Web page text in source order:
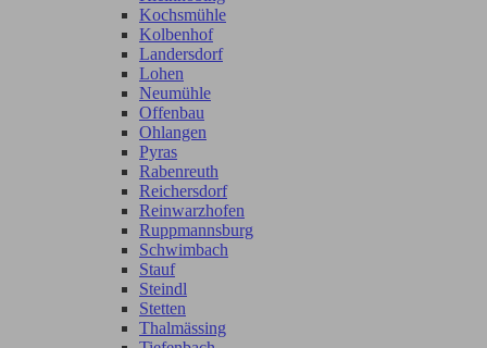
Kochsmühle
Kolbenhof
Landersdorf
Lohen
Neumühle
Offenbau
Ohlangen
Pyras
Rabenreuth
Reichersdorf
Reinwarzhofen
Ruppmannsburg
Schwimbach
Stauf
Steindl
Stetten
Thalmässing